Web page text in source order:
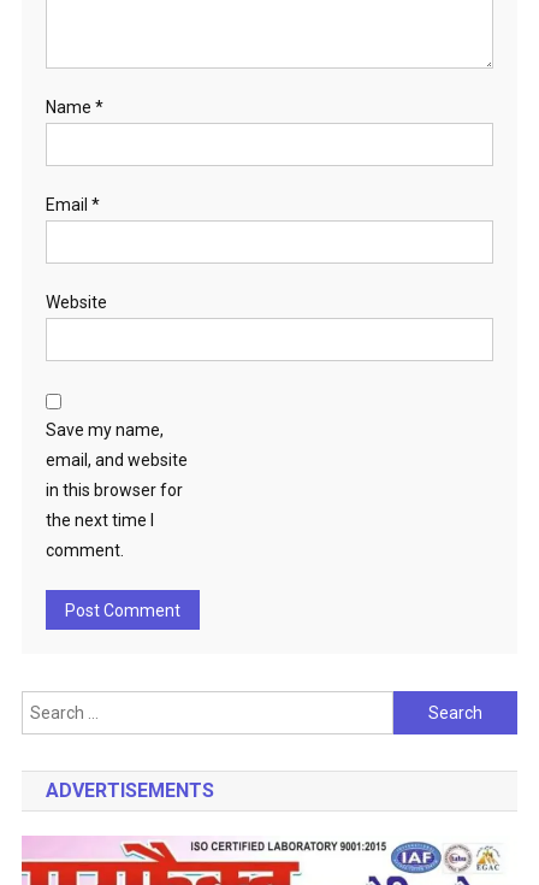
Name *
Email *
Website
Save my name,
email, and website
in this browser for
the next time I
comment.
Search
for:
ADVERTISEMENTS